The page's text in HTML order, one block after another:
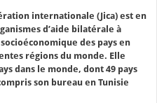
internationale (Jica) est en
d’aide bilatérale à
des pays en
régions du monde. Elle
dans le monde, dont 49 pays
son bureau en Tunisie